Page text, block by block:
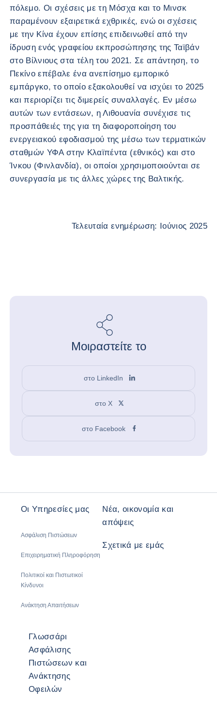
πόλεμο. Οι σχέσεις με τη Μόσχα και το Μινσκ
παραμένουν εξαιρετικά εχθρικές, ενώ οι σχέσεις
με την Κίνα έχουν επίσης επιδεινωθεί από την
ίδρυση ενός γραφείου εκπροσώπησης της Ταϊβάν
στο Βίλνιους στα τέλη του 2021. Σε απάντηση, το
Πεκίνο επέβαλε ένα ανεπίσημο εμπορικό
εμπάργκο, το οποίο εξακολουθεί να ισχύει το 2025
και περιορίζει τις διμερείς συναλλαγές. Εν μέσω
αυτών των εντάσεων, η Λιθουανία συνέχισε τις
προσπάθειές της για τη διαφοροποίηση του
ενεργειακού εφοδιασμού της μέσω των τερματικών
σταθμών ΥΦΑ στην Κλαϊπέντα (εθνικός) και στο
Ίνκου (Φινλανδία), οι οποίοι χρησιμοποιούνται σε
συνεργασία με τις άλλες χώρες της Βαλτικής.
Τελευταία ενημέρωση: Ιούνιος 2025
Μοιραστείτε το
στο LinkedIn
στο X
στο Facebook
Οι Υπηρεσίες μας
Ασφάλιση Πιστώσεων
Επιχειρηματική Πληροφόρηση
Πολιτικοί και Πιστωτικοί
Κίνδυνοι
Ανάκτηση Απαιτήσεων
Νέα, οικονομία και
απόψεις
Σχετικά με εμάς
Γλωσσάρι
Ασφάλισης
Πιστώσεων και
Ανάκτησης
Οφειλών